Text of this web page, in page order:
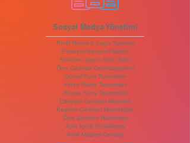
Sosyal Medya Yönetimi
Profil Resmi & Logo Tasarımı
Etkileyici Biyografi Metini
Sektöre Uygun Kalın Satır
Öne Çıkanlar Optimizasyonu
Görsel Post Tasarımları
Video Reels Tasarımları
Hikaye Story Tasarımları
Etkileyici Gönderi Metinleri
Keşfete Çıkartan Hashtaglar
Öne Çıkartan Reklamlar
Aylık İçerik Yedekleme
Anlık Müşteri Desteği